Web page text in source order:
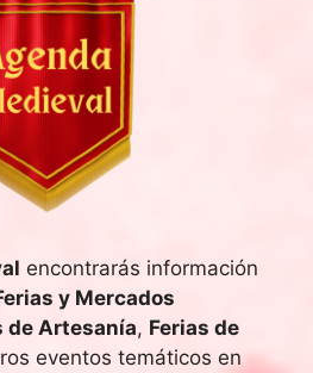
encontrarás información
y Mercados
de Artesanía, Ferias de
eventos temáticos en